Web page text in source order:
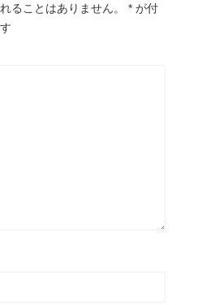
ることはありません。 * が付